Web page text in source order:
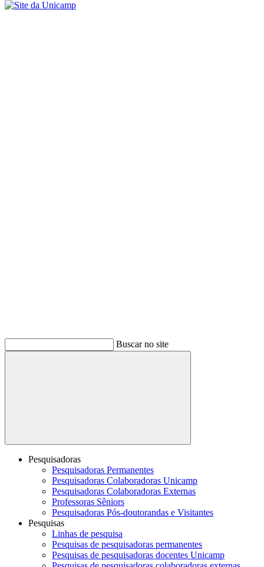
Buscar no site
Buscar
Pesquisadoras
Pesquisadoras Permanentes
Pesquisadoras Colaboradoras Unicamp
Pesquisadoras Colaboradoras Externas
Professoras Sêniors
Pesquisadoras Pós-doutorandas e Visitantes
Pesquisas
Linhas de pesquisa
Pesquisas de pesquisadoras permanentes
Pesquisas de pesquisadoras docentes Unicamp